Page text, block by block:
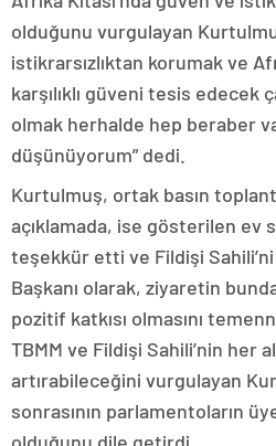
olduğunu vurgulayan
istikrarsızlıktan korumak ve
karşılıklı güveni tesis edecek
olmak herhalde hep beraber
düşünüyorum” dedi.
Kurtulmuş, ortak basın
açıklamada, ise gösterilen ev
teşekkür etti ve Fildişi
Başkanı olarak, ziyaretin
pozitif katkısı olmasını
TBMM ve Fildişi Sahili’nin her
artırabileceğini vurgulayan
sonrasının parlamentoların